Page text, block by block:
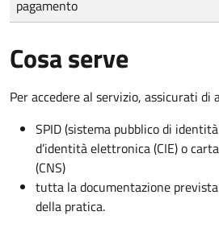
pagamento
Cosa serve
Per accedere al servizio, assicurati di
SPID (sistema pubblico di
d’identità elettronica (CIE) o
(CNS)
tutta la documentazione
della pratica.